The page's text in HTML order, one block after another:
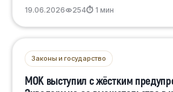
19.06.2026 254⏱ 1 мин
Законы и государство
МОК выступил с жёстким